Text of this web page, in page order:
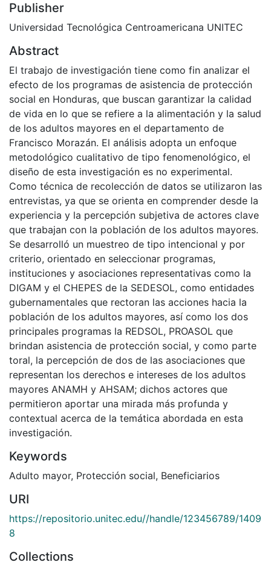
Publisher
Universidad Tecnológica Centroamericana UNITEC
Abstract
El trabajo de investigación tiene como fin analizar el
efecto de los programas de asistencia de protección
social en Honduras, que buscan garantizar la calidad
de vida en lo que se refiere a la alimentación y la salud
de los adultos mayores en el departamento de
Francisco Morazán. El análisis adopta un enfoque
metodológico cualitativo de tipo fenomenológico, el
diseño de esta investigación es no experimental.
Como técnica de recolección de datos se utilizaron las
entrevistas, ya que se orienta en comprender desde la
experiencia y la percepción subjetiva de actores clave
que trabajan con la población de los adultos mayores.
Se desarrolló un muestreo de tipo intencional y por
criterio, orientado en seleccionar programas,
instituciones y asociaciones representativas como la
DIGAM y el CHEPES de la SEDESOL, como entidades
gubernamentales que rectoran las acciones hacia la
población de los adultos mayores, así como los dos
principales programas la REDSOL, PROASOL que
brindan asistencia de protección social, y como parte
toral, la percepción de dos de las asociaciones que
representan los derechos e intereses de los adultos
mayores ANAMH y AHSAM; dichos actores que
permitieron aportar una mirada más profunda y
contextual acerca de la temática abordada en esta
investigación.
Keywords
Adulto mayor, Protección social, Beneficiarios
URI
https://repositorio.unitec.edu//handle/123456789/1409
8
Collections